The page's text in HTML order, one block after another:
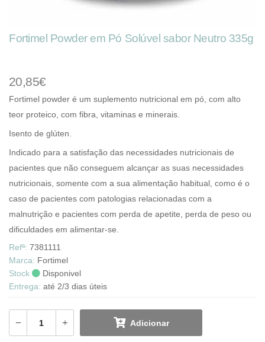
Fortimel Powder em Pó Solúvel sabor Neutro 335g
20,85€
Fortimel powder é um suplemento nutricional em pó, com alto
teor proteico, com fibra, vitaminas e minerais.
Isento de glúten.
Indicado para a satisfação das necessidades nutricionais de
pacientes que não conseguem alcançar as suas necessidades
nutricionais, somente com a sua alimentação habitual, como é o
caso de pacientes com patologias relacionadas com a
malnutrição e pacientes com perda de apetite, perda de peso ou
dificuldades em alimentar-se.
Refª: 7381111
Marca: Fortimel
Stock
Disponivel
Entrega: até 2/3 dias úteis
Adicionar